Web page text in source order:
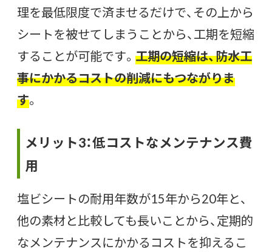
理を最低限度で済ませるだけで、その上から
シートを被せてしまうことから、工期を短縮
することが可能です。 工期の短縮は、防水工
事にかかるコストの削減にもつながりま
す。
メリット3：低コストなメンテナンス費
用
塩ビシートの耐用年数が15年から20年と、
他の素材と比較しても長いことから、定期的
なメンテナンスにかかるコストを抑えるこ